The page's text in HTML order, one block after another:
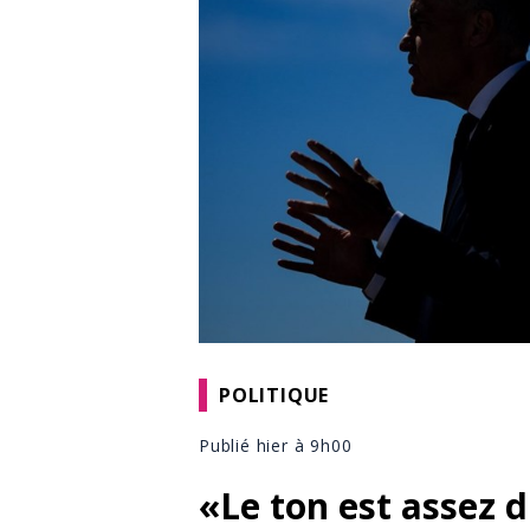
POLITIQUE
Publié hier à 9h00
«Le ton est assez